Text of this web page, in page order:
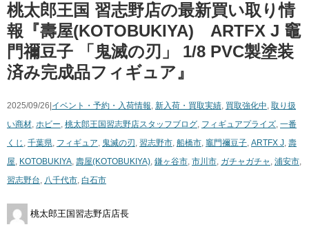
桃太郎王国 習志野店の最新買い取り情
報『壽屋(KOTOBUKIYA) ARTFX ​J ​竈
門禰豆子 ​「鬼滅の刃」 ​1/8 ​PVC製塗装
済み完成品フィギュア』
2025/09/26| イベント・予約・入荷情報, 新入荷・買取実績, 買取強化中, 取り扱
い商材, ホビー, 桃太郎王国習志野店スタッフブログ, フィギュアプライズ, 一番
くじ , 千葉県, フィギュア, 鬼滅の刃 , 習志野市, 船橋市, 竈門禰豆子, ARTFX ​J, 壽
屋, KOTOBUKIYA, 壽屋(KOTOBUKIYA), 鎌ヶ谷市, 市川市, ガチャガチャ , 浦安市,
習志野台, 八千代市, 白石市
桃太郎王国習志野店店長